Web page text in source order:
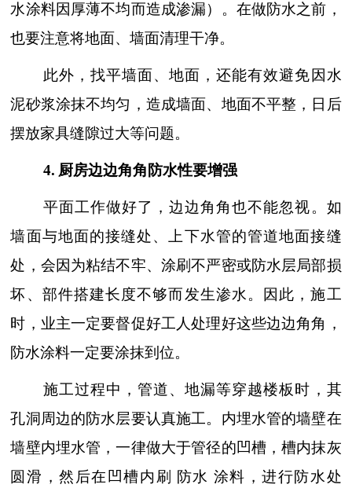
水涂料因厚薄不均而造成渗漏）。在做防水之前，
也要注意将地面、墙面清理干净。
此外，找平墙面、地面，还能有效避免因水
泥砂浆涂抹不均匀，造成墙面、地面不平整，日后
摆放家具缝隙过大等问题。
4. 厨房边边角角防水性要增强
平面工作做好了，边边角角也不能忽视。如
墙面与地面的接缝处、上下水管的管道地面接缝
处，会因为粘结不牢、涂刷不严密或防水层局部损
坏、部件搭建长度不够而发生渗水。因此，施工
时，业主一定要督促好工人处理好这些边边角角，
防水涂料一定要涂抹到位。
施工过程中，管道、地漏等穿越楼板时，其
孔洞周边的防水层要认真施工。内埋水管的墙壁在
墙壁内埋水管，一律做大于管径的凹槽，槽内抹灰
圆滑，然后在凹槽内刷
防水 涂料，进行防水处